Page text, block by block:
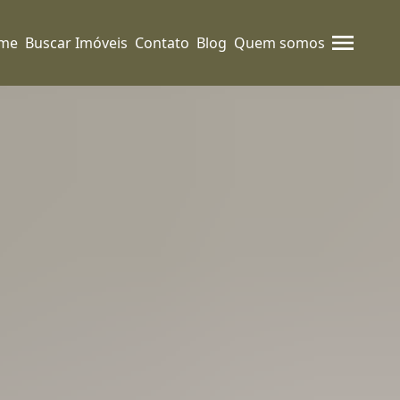
Buscar Imóveis Contato Blog Quem somos